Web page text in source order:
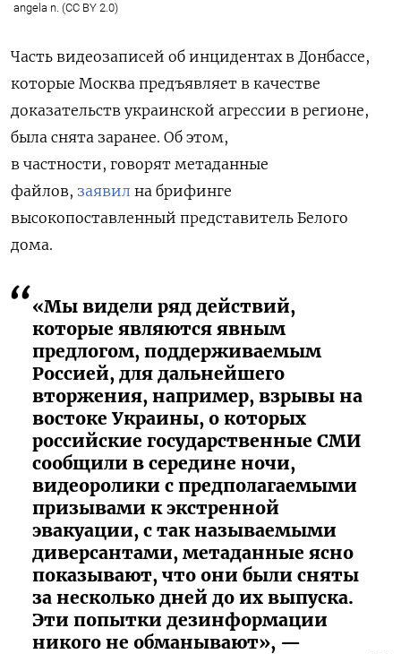
angela n. (CC BY 2.0)
Часть видеозаписей об инцидентах в Донбассе,
которые Москва предъявляет в качестве
доказательств украинской агрессии в регионе,
была снята заранее. Об этом,
в частности, говорят метаданные
файлов, заявил на брифинге
высокопоставленный представитель Белого
дома.
«Мы видели ряд действий,
которые являются явным
предлогом, поддерживаемым
Россией, для дальнейшего
вторжения, например, взрывы на
востоке Украины, о которых
российские государственные СМИ
сообщили в середине ночи,
видеоролики с предполагаемыми
призывами к экстренной
эвакуации, с так называемыми
диверсантами, метаданные ясно
показывают, что они были сняты
за несколько дней до их выпуска.
Эти попытки дезинформации
никого не обманывают», —